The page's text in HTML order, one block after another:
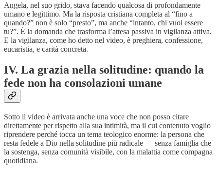
Angela, nel suo grido, stava facendo qualcosa di profondamente
umano e legittimo. Ma la risposta cristiana completa al “fino a
quando?” non è solo “presto”, ma anche “intanto, chi vuoi essere
tu?”. È la domanda che trasforma l’attesa passiva in vigilanza attiva.
E la vigilanza, come ho detto nel video, è preghiera, confessione,
eucaristia, e carità concreta.
IV. La grazia nella solitudine: quando la
fede non ha consolazioni umane
Sotto il video è arrivata anche una voce che non posso citare
direttamente per rispetto alla sua intimità, ma il cui contenuto voglio
riprendere perché tocca un tema teologico enorme: la persona che
resta fedele a Dio nella solitudine più radicale — senza famiglia che
la sostenga, senza comunità visibile, con la malattia come compagna
quotidiana.